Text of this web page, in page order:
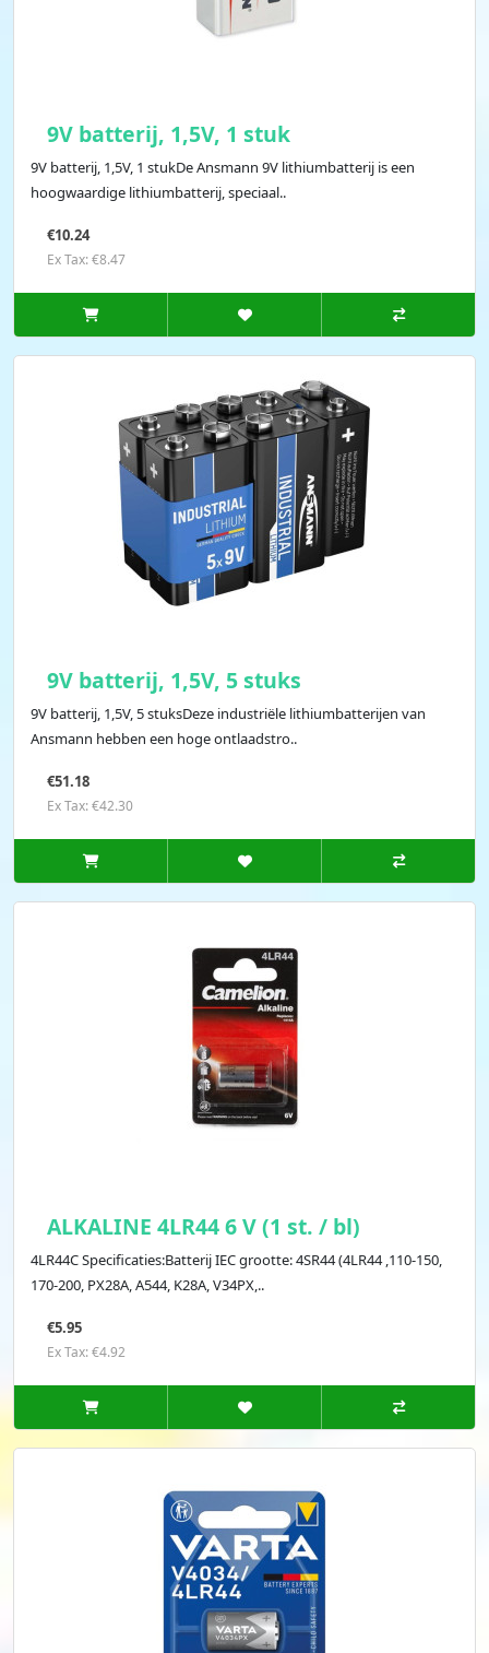
9V batterij, 1,5V, 1 stuk
9V batterij, 1,5V, 1 stukDe Ansmann 9V lithiumbatterij is een
hoogwaardige lithiumbatterij, speciaal..
€10.24
Ex Tax: €8.47
9V batterij, 1,5V, 5 stuks
9V batterij, 1,5V, 5 stuksDeze industriële lithiumbatterijen van
Ansmann hebben een hoge ontlaadstro..
€51.18
Ex Tax: €42.30
ALKALINE 4LR44 6 V (1 st. / bl)
4LR44C Specificaties:Batterij IEC grootte: 4SR44 (4LR44 ,110-150,
170-200, PX28A, A544, K28A, V34PX,..
€5.95
Ex Tax: €4.92